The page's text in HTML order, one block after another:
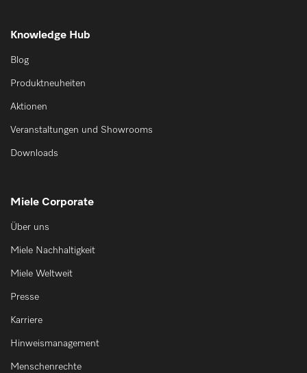
Knowledge Hub
Blog
Produktneuheiten
Aktionen
Veranstaltungen und Showrooms
Downloads
Miele Corporate
Über uns
Miele Nachhaltigkeit
Miele Weltweit
Presse
Karriere
Hinweismanagement
Menschenrechte